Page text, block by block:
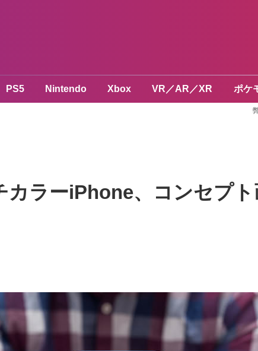
PS5 Nintendo Xbox VR／AR／XR ポケ
ラーiPhone、コンセプト